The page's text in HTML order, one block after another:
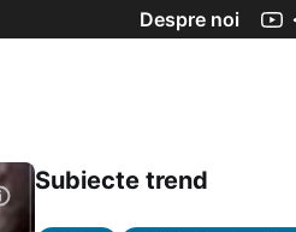
Despre noi
Subiecte trend